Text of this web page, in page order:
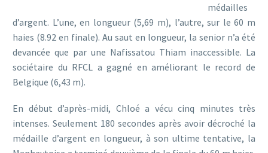
médailles
d’argent. L’une, en longueur (5,69 m), l’autre, sur le 60 m
haies (8.92 en finale). Au saut en longueur, la senior n’a été
devancée que par une Nafissatou Thiam inaccessible. La
sociétaire du RFCL a gagné en améliorant le record de
Belgique (6,43 m).
En début d’après-midi, Chloé a vécu cinq minutes très
intenses. Seulement 180 secondes après avoir décroché la
médaille d’argent en longueur, à son ultime tentative, la